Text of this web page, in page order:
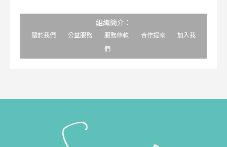
組織簡介：
關於我們 公益服務 服務條款 合作提案
加入我
們